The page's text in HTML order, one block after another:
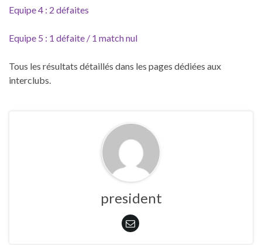
Equipe 4 : 2 défaites
Equipe 5 : 1 défaite / 1 match nul
Tous les résultats détaillés dans les pages dédiées aux
interclubs.
president